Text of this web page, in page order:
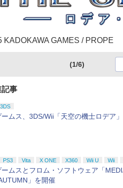
KADOKAWA GAMES / PROPE
(1/6)
記事
3DS
ムス、3DS/Wii「天空の機士ロデア」
PS3 Vita X ONE X360 Wii U Wii
ムスとフロム・ソフトウェア「
」を開催